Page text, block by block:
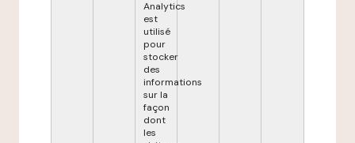
Analytics
est
utilisé
pour
stocker
des
informations
sur la
façon
dont
les